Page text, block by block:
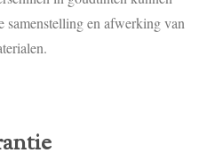
en afwerking van